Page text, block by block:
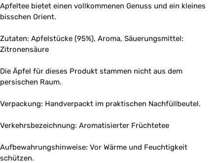
Apfeltee bietet einen vollkommenen Genuss und ein kleines
bisschen Orient.
Zutaten: Apfelstücke (95%), Aroma, Säuerungsmittel:
Zitronensäure
Die Äpfel für dieses Produkt stammen nicht aus dem
persischen Raum.
Verpackung: Handverpackt im praktischen Nachfüllbeutel.
Verkehrsbezeichnung: Aromatisierter Früchtetee
Aufbewahrungshinweise: Vor Wärme und Feuchtigkeit
schützen.